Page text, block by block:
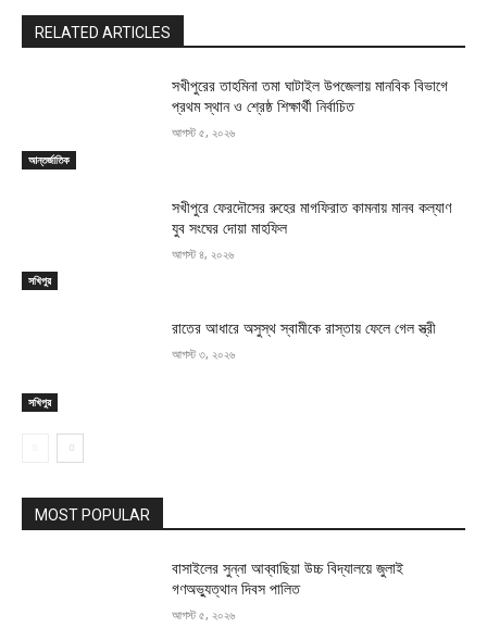
RELATED ARTICLES
আন্তর্জাতিক
সখীপুরের তাহমিনা তমা ঘাটাইল উপজেলায় মানবিক বিভাগে
প্রথম স্থান ও শ্রেষ্ঠ শিক্ষার্থী নির্বাচিত
আগস্ট ৫, ২০২৬
সখিপুর
সখীপুরে ফেরদৌসের রুহের মাগফিরাত কামনায় মানব কল্যাণ
যুব সংঘের দোয়া মাহফিল
আগস্ট ৪, ২০২৬
সখিপুর
রাতের আধারে অসুস্থ স্বামীকে রাস্তায় ফেলে গেল স্ত্রী
আগস্ট ৩, ২০২৬
MOST POPULAR
বাসাইলের সুন্না আব্বাছিয়া উচ্চ বিদ্যালয়ে জুলাই
গণঅভ্যুত্থান দিবস পালিত
আগস্ট ৫, ২০২৬